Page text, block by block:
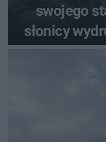
swojego
słonicy